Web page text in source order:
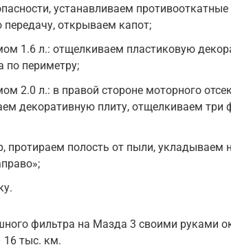
устанавливаем
открываем капот;
1.6 л.: отщелкиваем пластиковую
по периметру;
2.0 л.: в правой стороне моторного
декоративную плиту, отщелкиваем три
протираем полость от пыли, укладываем
фильтра на Мазда 3 своими руками
16 тыс. км.